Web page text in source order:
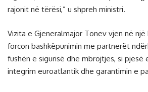
rajonit në tërësi,” u shpreh ministri.
Vizita e Gjeneralmajor Tonev vjen në një
forcon bashkëpunimin me partnerët
fushën e sigurisë dhe mbrojtjes, si pjesë
integrim euroatlantik dhe garantimin e